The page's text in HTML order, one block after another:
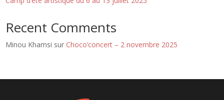
Recent Comments
Minou Khamsi sur Choco’concert – 2 novembre 2025